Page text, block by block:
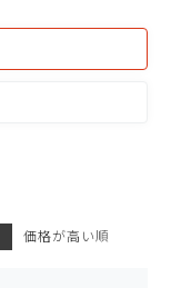
価格が高い順